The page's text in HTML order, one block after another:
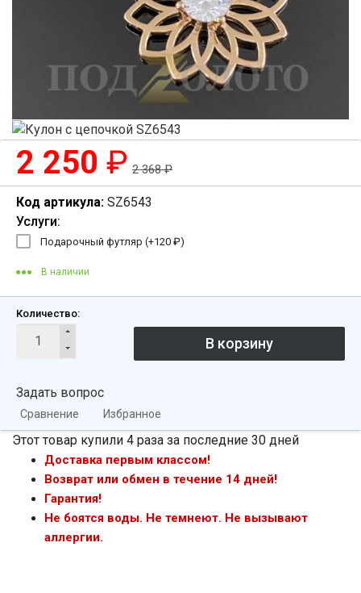
2 250 ₽ 2 368₽
Код артикула: SZ6543
Услуги:
Подарочный футляр (+120 ₽)
В наличии
Количество:
Задать вопрос
Сравнение Избранное
Этот товар купили 4 раза за последние 30 дней
Доставка первым классом!
Возврат или обмен в течение 14 дней!
Гарантия!
Не боятся воды. Не темнеют. Не вызывают
аллергии.